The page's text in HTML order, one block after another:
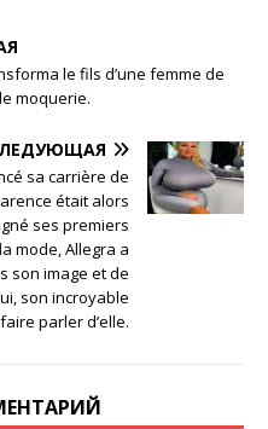
le fils d’une femme de
moquerie.
sa carrière de
était alors
ses premiers
mode, Allegra a
son image et de
son incroyable
parler d’elle.